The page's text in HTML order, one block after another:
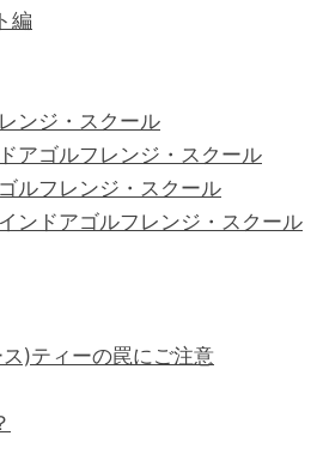
編
ンジ・スクール
アゴルフレンジ・スクール
ルフレンジ・スクール
ンドアゴルフレンジ・スクール
)ティーの罠にご注意